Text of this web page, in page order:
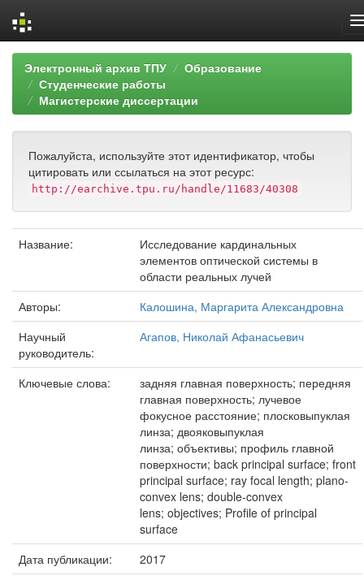
Skip
navigation
Электронный архив ТПУ
Образование
Студенческие работы
Магистерские диссертации
Пожалуйста, используйте этот идентификатор, чтобы
цитировать или ссылаться на этот ресурс:
http://earchive.tpu.ru/handle/11683/40308
Название:
Исследование кардинальных
элементов оптической системы в
области реальных лучей
Авторы:
Калошина, Маргарита Александровна
Научный
руководитель:
Агапов, Николай Афанасьевич
Ключевые слова:
задняя главная поверхность; передняя
главная поверхность; лучевое
фокусное расстояние; плосковыпуклая
линза; двояковыпуклая
линза; объективы; профиль главной
поверхности; back principal surface; front
principal surface; ray focal length; plano-
convex lens; double-convex
lens; objectives; Profile of principal
surface
Дата публикации:
2017